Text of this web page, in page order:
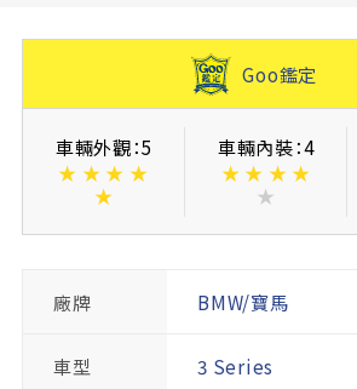
Goo鑑定
車輛外觀：5
★ ★ ★ ★
★
車輛內裝：4
★ ★ ★ ★
★
廠牌 BMW/寶馬
車型 3 Series